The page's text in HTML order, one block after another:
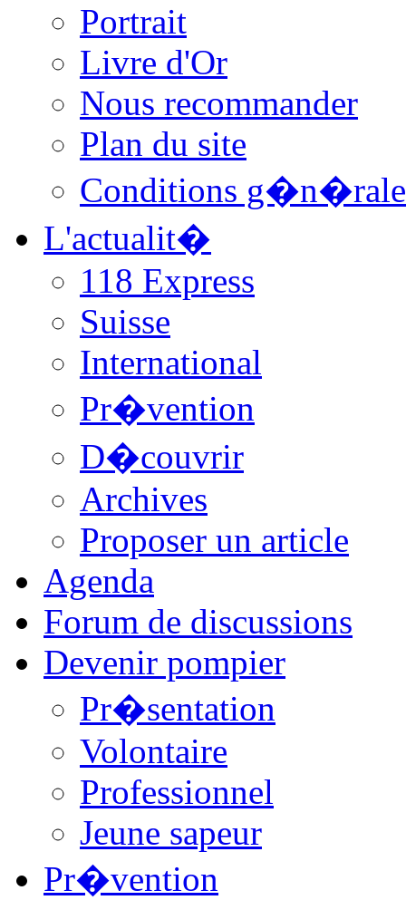
Portrait
Livre d'Or
Nous recommander
Plan du site
Conditions
L'actualit�
118 Express
Suisse
International
Pr�vention
D�couvrir
Archives
Proposer un article
Agenda
Forum de discussions
Devenir pompier
Pr�sentation
Volontaire
Professionnel
Jeune sapeur
Pr�vention